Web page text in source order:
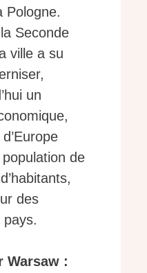
Pologne.
Seconde
ville a su
un
de
des
Warsaw :